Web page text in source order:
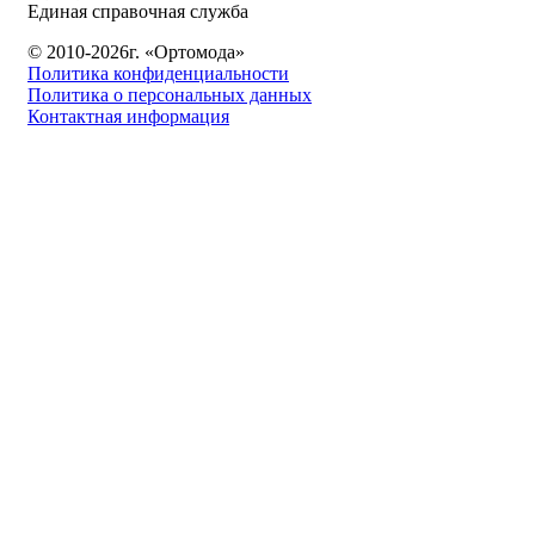
Единая справочная служба
© 2010-2026г. «Ортомода»
Политика конфиденциальности
Политика о персональных данных
Контактная информация